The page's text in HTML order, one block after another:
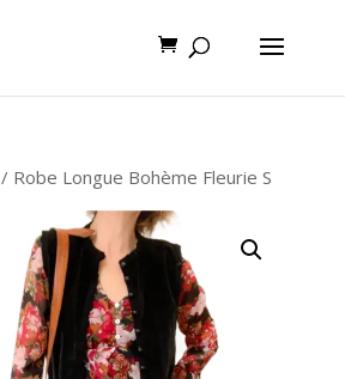
/ Robe Longue Bohème Fleurie S